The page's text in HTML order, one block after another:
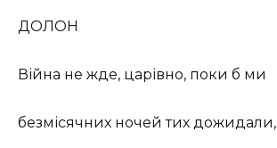
ДОЛОН
Війна не жде, царівно, поки б ми
безмісячних ночей тих дожидали,